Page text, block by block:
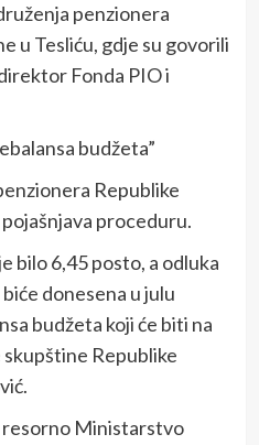
penzionera
u Tesliću, gdje su govorili
Fonda PIO i
budžeta”
Republike
proceduru.
bilo 6,45 posto, a odluka
donesena u julu
budžeta koji će biti na
Republike
resorno Ministarstvo